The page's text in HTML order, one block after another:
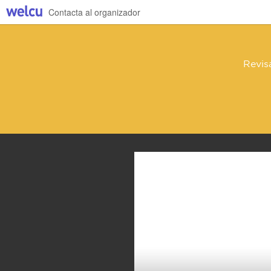
Contacta al organizador